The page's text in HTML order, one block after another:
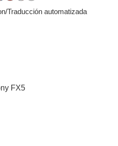
Traducción automatizada
FX5